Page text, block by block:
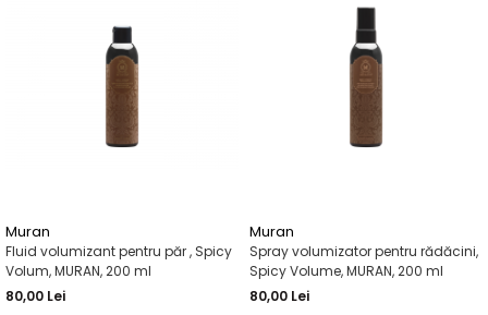
Muran
Fluid volumizant pentru păr , Spicy
Volum, MURAN, 200 ml
80,00 Lei
Muran
Spray volumizator pentru rădăcini,
Spicy Volume, MURAN, 200 ml
80,00 Lei